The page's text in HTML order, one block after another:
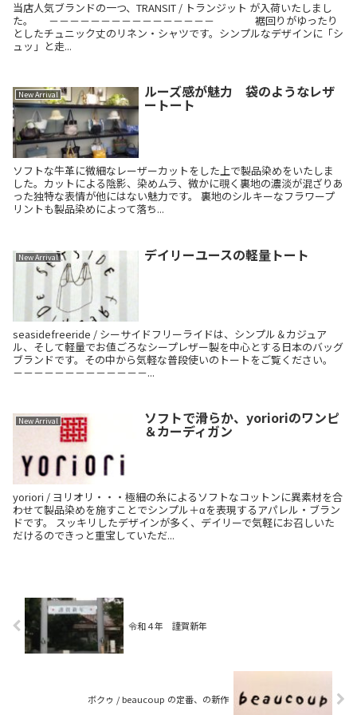
当店人気ブランドの一つ、TRANSIT / トランジット が入荷いたしまし
た。 －－－－－－－－－－－－－－－－ 裾回りがゆったり
としたチュニック丈のリネン・シャツです。シンプルなデザインに「シ
ュッ」と走...
New Arrival ルーズ感が魅力 袋のようなレザ
ートート
ソフトな牛革に微細なレーザーカットをした上で製品染めをいたしま
した。カットによる陰影、染めムラ、微かに覗く裏地の濃淡が混ざりあ
った独特な表情が他にはない魅力です。 裏地のシルキーなフラワープ
リントも製品染めによって落ち...
New Arrival デイリーユースの軽量トート
seasidefreeride / シーサイドフリーライドは、シンプル＆カジュア
ル、そして軽量でお値ごろなシープレザー製を中心とする日本のバッグ
ブランドです。その中から気軽な普段使いのトートをご覧ください。
－－－－－－－－－－－－－...
New Arrival ソフトで滑らか、yorioriのワンピ
＆カーディガン
yoriori / ヨリオリ・・・極細の糸によるソフトなコットンに異素材を合
わせて製品染めを施すことでシンプル＋αを表現するアパレル・ブラン
ドです。 スッキリしたデザインが多く、デイリーで気軽にお召しいた
だけるのできっと重宝していただ...
令和４年 謹賀新年
ボクゥ / beaucoup の定番、の新作